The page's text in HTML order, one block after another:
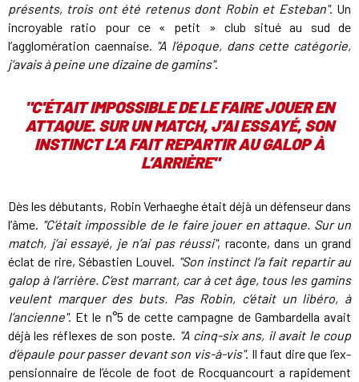
présents, trois ont été retenus dont Robin et Esteban". Un
incroyable ratio pour ce « petit » club situé au sud de
l’agglomération caennaise. "A l’époque, dans cette catégorie,
j’avais à peine une dizaine de gamins".
"C'ÉTAIT IMPOSSIBLE DE LE FAIRE JOUER EN
ATTAQUE. SUR UN MATCH, J'AI ESSAYÉ, SON
INSTINCT L’A FAIT REPARTIR AU GALOP À
L’ARRIÈRE"
Dès les débutants, Robin Verhaeghe était déjà un défenseur dans
l’âme. "C’était impossible de le faire jouer en attaque. Sur un
match, j’ai essayé, je n’ai pas réussi", raconte, dans un grand
éclat de rire, Sébastien Louvel. "Son instinct l’a fait repartir au
galop à l’arrière. C’est marrant, car à cet âge, tous les gamins
veulent marquer des buts. Pas Robin, c’était un libéro, à
l’ancienne". Et le n°5 de cette campagne de Gambardella avait
déjà les réflexes de son poste. "A cinq-six ans, il avait le coup
d’épaule pour passer devant son vis-à-vis". Il faut dire que l’ex-
pensionnaire de l’école de foot de Rocquancourt a rapidement